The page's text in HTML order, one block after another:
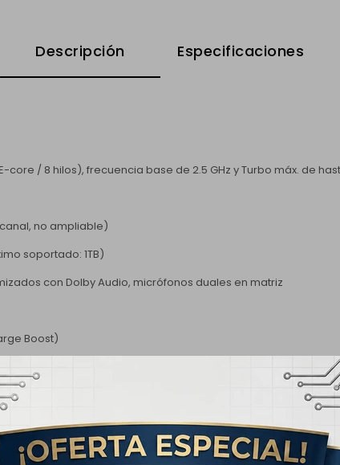
Descripción Especificaciones
/ 8 hilos), frecuencia base de 2.5 GHz y Turbo máx. de
canal, no ampliable)
soportado: 1TB)
con Dolby Audio, micrófonos duales en matriz
Boost)
de aspecto 16:10